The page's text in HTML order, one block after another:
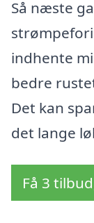
Så næste
indhente
bedre
Det kan
det lange
Få 3